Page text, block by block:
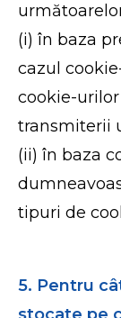
(i) în baza
cazul
cookie-
transmiterii
(ii) în baza
tipuri de
5. Pentru